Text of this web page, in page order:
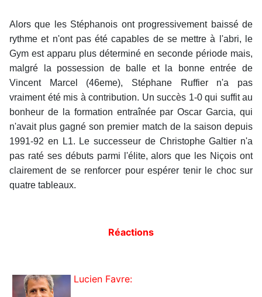
Alors que les Stéphanois ont progressivement baissé de
rythme et n'ont pas été capables de se mettre à l'abri, le
Gym est apparu plus déterminé en seconde période mais,
malgré la possession de balle et la bonne entrée de
Vincent Marcel (46eme), Stéphane Ruffier n'a pas
vraiment été mis à contribution. Un succès 1-0 qui suffit au
bonheur de la formation entraînée par Oscar Garcia, qui
n'avait plus gagné son premier match de la saison depuis
1991-92 en L1. Le successeur de Christophe Galtier n'a
pas raté ses débuts parmi l'élite, alors que les Niçois ont
clairement de se renforcer pour espérer tenir le choc sur
quatre tableaux.
Réactions
Lucien Favre: